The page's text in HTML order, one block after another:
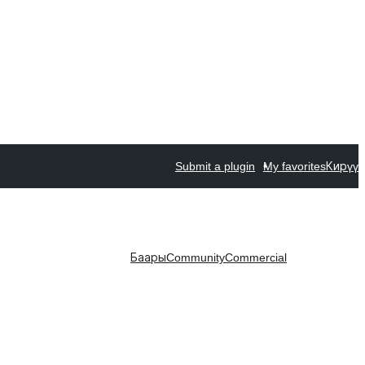
Submit a plugin My favoritesКирүү
БаарыCommunityCommercial